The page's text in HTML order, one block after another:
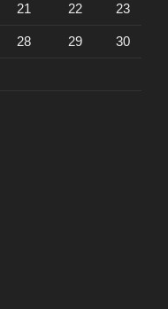
21 22 23
28 29 30